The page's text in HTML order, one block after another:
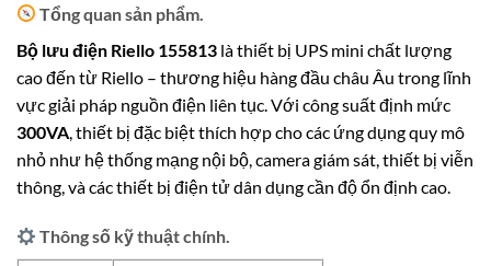
Tổng quan sản phẩm.
Bộ lưu điện Riello 155813 là thiết bị UPS mini chất lượng
cao đến từ Riello – thương hiệu hàng đầu châu Âu trong lĩnh
vực giải pháp nguồn điện liên tục. Với công suất định mức
300VA , thiết bị đặc biệt thích hợp cho các ứng dụng quy mô
nhỏ như hệ thống mạng nội bộ, camera giám sát, thiết bị viễn
thông, và các thiết bị điện tử dân dụng cần độ ổn định cao.
Thông số kỹ thuật chính.